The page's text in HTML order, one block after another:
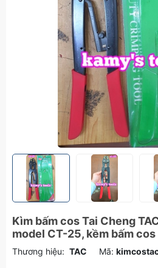
Kìm bấm cos Tai Cheng
model CT-25, kềm bấm cos
Thương hiệu: TAC Mã: